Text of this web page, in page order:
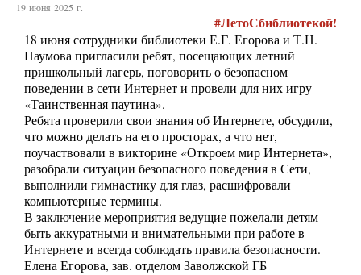
19 июня 2025 г.
#ЛетоСбиблиотекой!
18 июня сотрудники библиотеки Е.Г. Егорова и Т.Н.
Наумова пригласили ребят, посещающих летний
пришкольный лагерь, поговорить о безопасном
поведении в сети Интернет и провели для них игру
«Таинственная паутина».
Ребята проверили свои знания об Интернете, обсудили,
что можно делать на его просторах, а что нет,
поучаствовали в викторине «Откроем мир Интернета»,
разобрали ситуации безопасного поведения в Сети,
выполнили гимнастику для глаз, расшифровали
компьютерные термины.
В заключение мероприятия ведущие пожелали детям
быть аккуратными и внимательными при работе в
Интернете и всегда соблюдать правила безопасности.
Елена Егорова, зав. отделом Заволжской ГБ